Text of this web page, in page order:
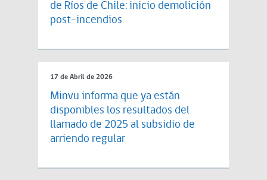
de Ríos de Chile: inicio demolición
post-incendios
17 de Abril de 2026
Minvu informa que ya están
disponibles los resultados del
llamado de 2025 al subsidio de
arriendo regular